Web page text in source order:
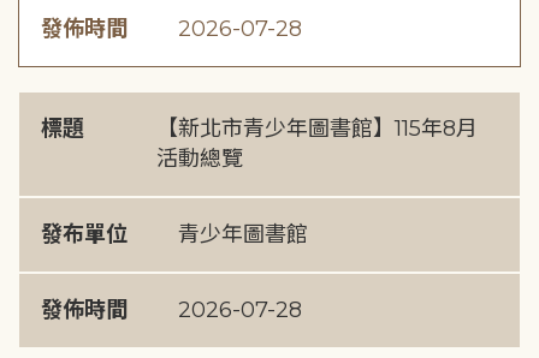
發佈時間 2026-07-28
標題
【新北市青少年圖書館】115年8月
活動總覽
發布單位 青少年圖書館
發佈時間 2026-07-28